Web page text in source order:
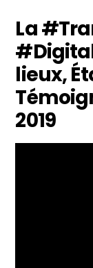
La
lieux,
2019